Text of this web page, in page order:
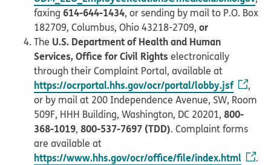
faxing 614-644-1434, or sending by mail to P.O. Box
182709, Columbus, Ohio 43218-2709, or
The U.S. Department of Health and Human
Services, Office for Civil Rights electronically
through their Complaint Portal, available at
https://ocrportal.hhs.gov/ocr/portal/lobby.jsf
,
or by mail at 200 Independence Avenue, SW, Room
509F, HHH Building, Washington, DC 20201, 800-
368-1019, 800-537-7697 (TDD). Complaint forms
are available at
https://www.hhs.gov/ocr/office/file/index.html .